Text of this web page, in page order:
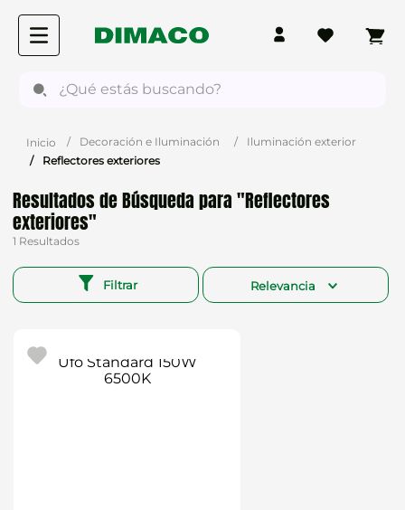
Decoración e Iluminación
Iluminación exterior
Reflectores exteriores
Reflectores
exteriores
1
Filtrar Relevancia